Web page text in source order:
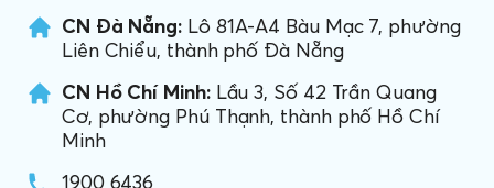
CN Đà Nẵng: Lô 81A-A4 Bàu Mạc 7, phường
Liên Chiểu, thành phố Đà Nẵng
CN Hồ Chí Minh:Lầu 3, Số 42 Trần Quang
Cơ, phường Phú Thạnh, thành phố Hồ Chí
Minh
1900 6436